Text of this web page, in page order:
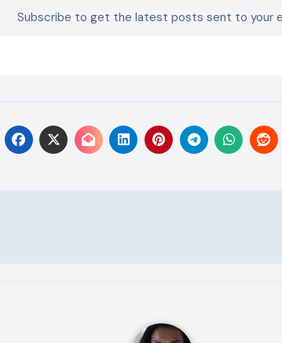
Subscribe to get the latest posts sent to your